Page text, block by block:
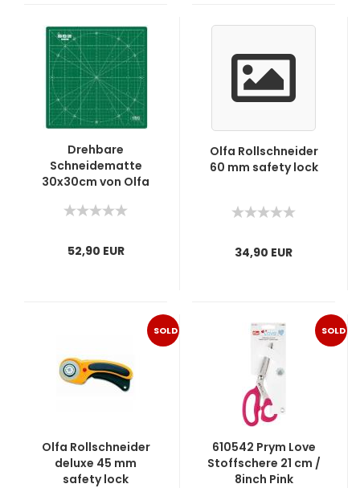
Drehbare
Schneidematte
30x30cm von Olfa
52,90 EUR
Olfa Rollschneider
60 mm safety lock
34,90 EUR
SOLD
Olfa Rollschneider
deluxe 45 mm
safety lock
SOLD
610542 Prym Love
Stoffschere 21 cm /
8inch Pink